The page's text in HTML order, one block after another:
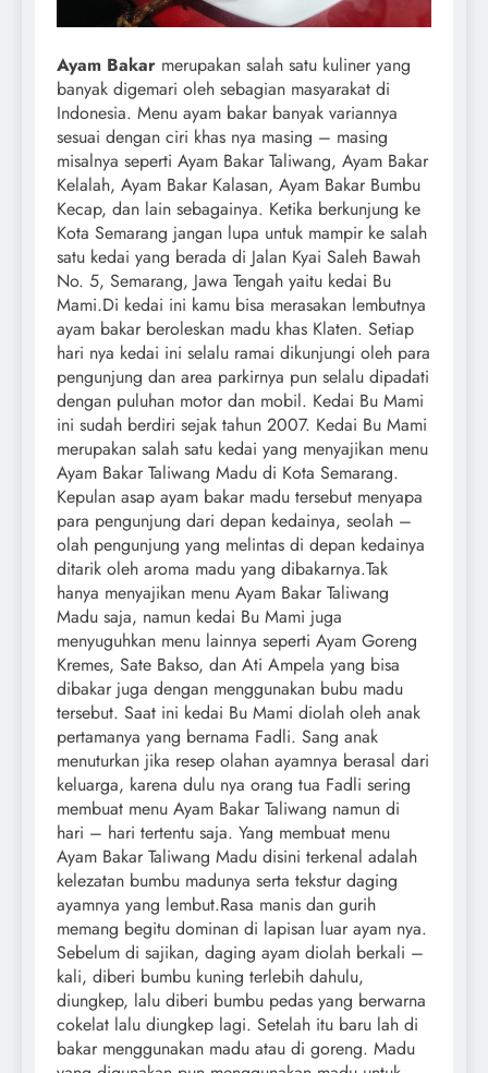
Ayam Bakar merupakan salah satu kuliner yang
banyak digemari oleh sebagian masyarakat di
Indonesia. Menu ayam bakar banyak variannya
sesuai dengan ciri khas nya masing – masing
misalnya seperti Ayam Bakar Taliwang, Ayam Bakar
Kelalah, Ayam Bakar Kalasan, Ayam Bakar Bumbu
Kecap, dan lain sebagainya. Ketika berkunjung ke
Kota Semarang jangan lupa untuk mampir ke salah
satu kedai yang berada di Jalan Kyai Saleh Bawah
No. 5, Semarang, Jawa Tengah yaitu kedai Bu
Mami.Di kedai ini kamu bisa merasakan lembutnya
ayam bakar beroleskan madu khas Klaten. Setiap
hari nya kedai ini selalu ramai dikunjungi oleh para
pengunjung dan area parkirnya pun selalu dipadati
dengan puluhan motor dan mobil. Kedai Bu Mami
ini sudah berdiri sejak tahun 2007. Kedai Bu Mami
merupakan salah satu kedai yang menyajikan menu
Ayam Bakar Taliwang Madu di Kota Semarang.
Kepulan asap ayam bakar madu tersebut menyapa
para pengunjung dari depan kedainya, seolah –
olah pengunjung yang melintas di depan kedainya
ditarik oleh aroma madu yang dibakarnya.Tak
hanya menyajikan menu Ayam Bakar Taliwang
Madu saja, namun kedai Bu Mami juga
menyuguhkan menu lainnya seperti Ayam Goreng
Kremes, Sate Bakso, dan Ati Ampela yang bisa
dibakar juga dengan menggunakan bubu madu
tersebut. Saat ini kedai Bu Mami diolah oleh anak
pertamanya yang bernama Fadli. Sang anak
menuturkan jika resep olahan ayamnya berasal dari
keluarga, karena dulu nya orang tua Fadli sering
membuat menu Ayam Bakar Taliwang namun di
hari – hari tertentu saja. Yang membuat menu
Ayam Bakar Taliwang Madu disini terkenal adalah
kelezatan bumbu madunya serta tekstur daging
ayamnya yang lembut.Rasa manis dan gurih
memang begitu dominan di lapisan luar ayam nya.
Sebelum di sajikan, daging ayam diolah berkali –
kali, diberi bumbu kuning terlebih dahulu,
diungkep, lalu diberi bumbu pedas yang berwarna
cokelat lalu diungkep lagi. Setelah itu baru lah di
bakar menggunakan madu atau di goreng. Madu